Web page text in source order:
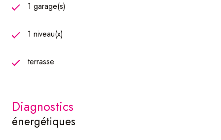
- une terrasse avec pergola, idéale pour les repas en
- un jardin clos et facile d'entretien
pour le rangement des outils de jardinage
N'hésitez plus et contactez notre agence Atome
1 garage(s)
1 niveau(x)
terrasse
diagnostics
énergétiques